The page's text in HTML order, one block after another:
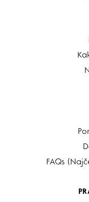
FAQs